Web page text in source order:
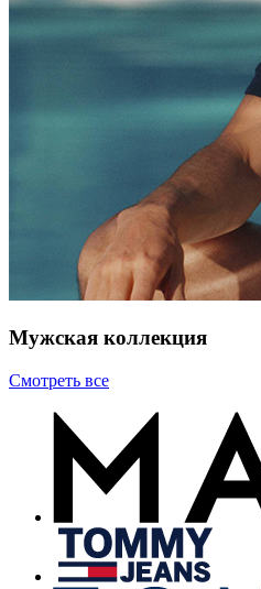
Мужская коллекция
Смотреть все